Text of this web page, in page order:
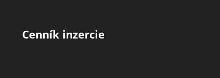
Cenník inzercie